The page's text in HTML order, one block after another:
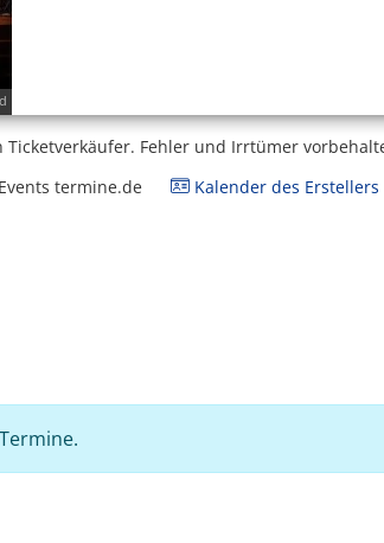
Fehler und Irrtümer
termine.de
Kalender des Erstellers